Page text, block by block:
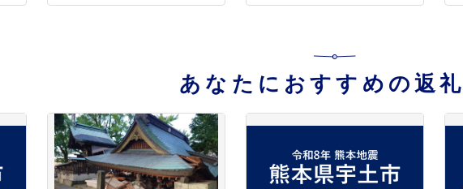
あなたにおすすめの返